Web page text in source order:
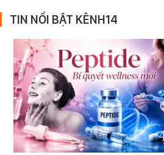
TIN NỔI BẬT KÊNH14